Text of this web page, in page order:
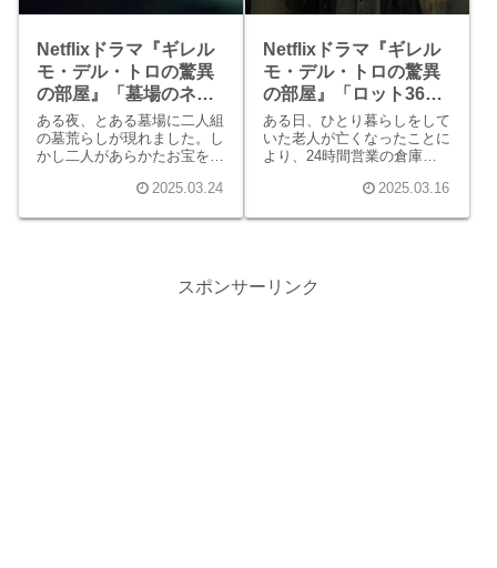
Netflixドラマ『ギレル
モ・デル・トロの驚異
の部屋』「墓場のネズ
ミ」ネタバレ感想
ある夜、とある墓場に二人組
の墓荒らしが現れました。し
かし二人があらかたお宝を取
マッソンが現れます。マッソ
人と同じ墓荒らしだったので
2025.03.24
Netflixドラマ『ギレル
モ・デル・トロの驚異
の部屋』「ロット36」
ネタバレ感想
ある日、ひとり暮らしをして
いた老人が亡くなったことに
より、24時間営業の倉庫の
た。売りに出された倉庫であ
2025.03.16
スポンサーリンク